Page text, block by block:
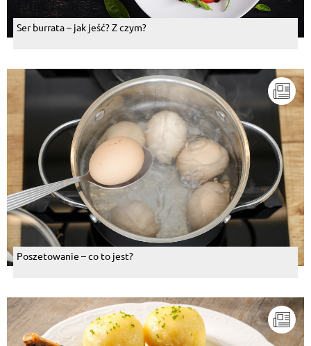
Ser burrata – jak jeść? Z czym?
Poszetowanie – co to jest?